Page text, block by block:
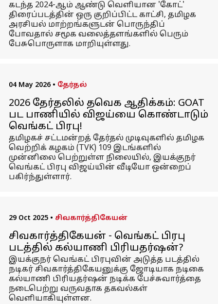
கடந்த 2024-ஆம் ஆண்டு வெளியான 'கோட்'
திரைப்படத்தின் ஒரு குறிப்பிட்ட காட்சி, தமிழக
அரசியல் மாற்றங்களுடன் பொருந்திப்
போவதால் சமூக வலைத்தளங்களில் பெரும்
பேசுபொருளாக மாறியுள்ளது.
04 May 2026 • தேர்தல்
2026 தேர்தலில் தவெக ஆதிக்கம்: GOAT
பட பாணியில் விஜய்யை கொண்டாடும்
வெங்கட் பிரபு!
தமிழகச் சட்டமன்றத் தேர்தல் முடிவுகளில் தமிழக
வெற்றிக் கழகம் (TVK) 109 இடங்களில்
முன்னிலை பெற்றுள்ள நிலையில், இயக்குநர்
வெங்கட் பிரபு விஜய்யின் வீடியோ ஒன்றைப்
பகிர்ந்துள்ளார்.
29 Oct 2025 • சிவகார்த்திகேயன்
சிவகார்த்திகேயன் - வெங்கட் பிரபு
படத்தில் கல்யாணி பிரியதர்ஷன்?
இயக்குநர் வெங்கட் பிரபுவின் அடுத்த படத்தில்
நடிகர் சிவகார்த்திகேயனுக்கு ஜோடியாக நடிகை
கல்யாணி பிரியதர்ஷன் நடிக்க பேச்சுவார்த்தை
நடைபெற்று வருவதாக தகவல்கள்
வெளியாகியுள்ளன.